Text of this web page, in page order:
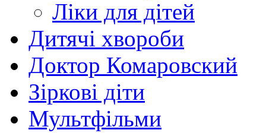
Ліки для дітей
Дитячі хвороби
Доктор Комаровский
Зіркові діти
Мультфільми